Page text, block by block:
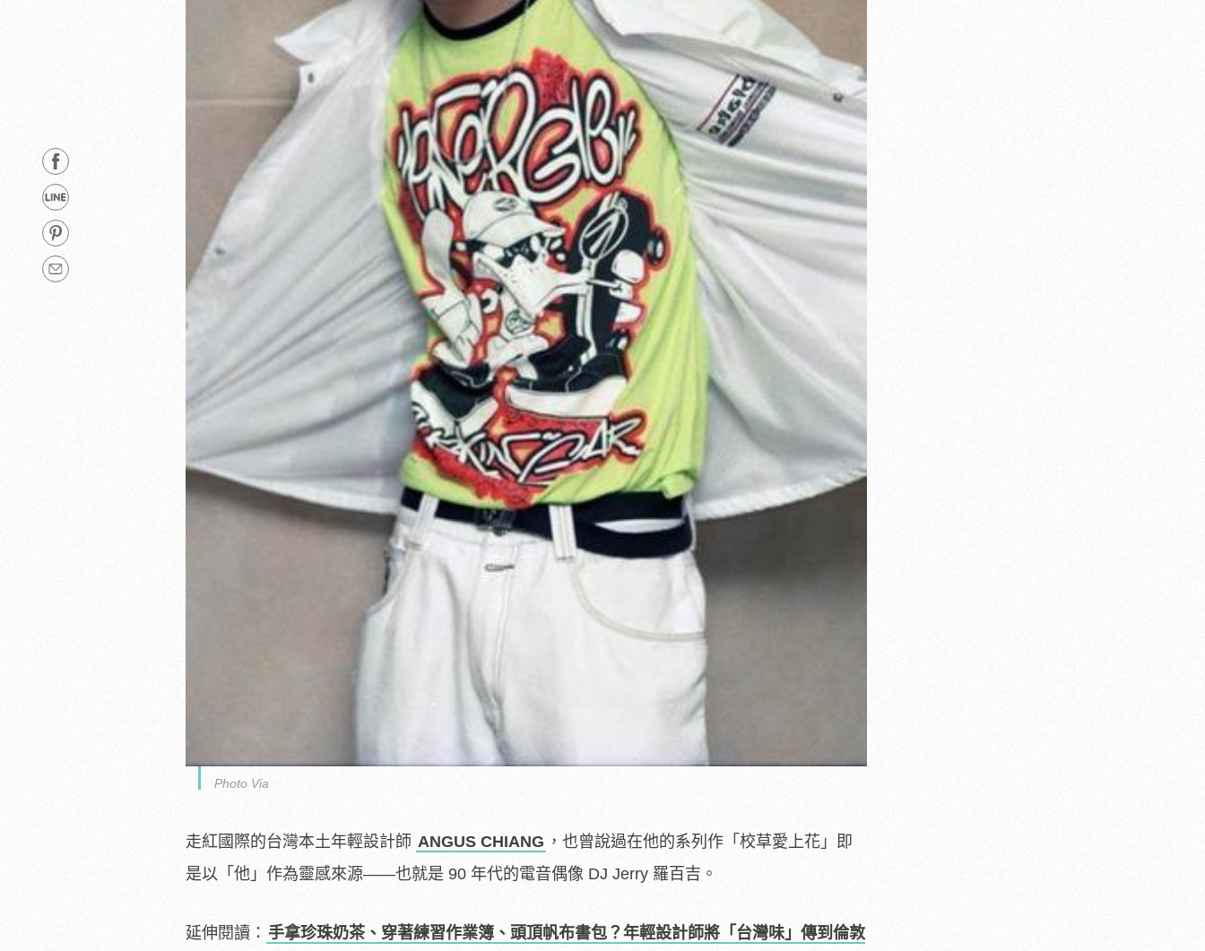
Photo Via
走紅國際的台灣本土年輕設計師 ANGUS CHIANG ，也曾說過在他的系列作「校草愛上花」即
是以「他」作為靈感來源——也就是 90 年代的電音偶像 DJ Jerry 羅百吉。
延伸閱讀： 手拿珍珠奶茶、穿著練習作業簿、頭頂帆布書包？年輕設計師將「台灣味」傳到倫敦